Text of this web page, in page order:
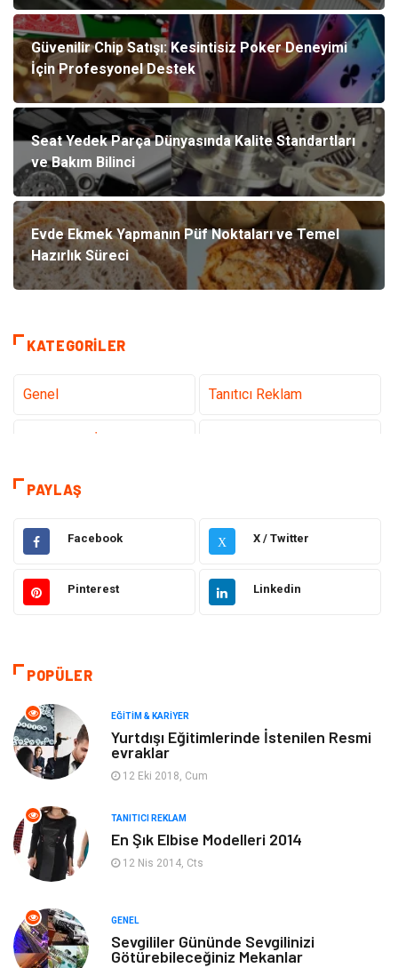
Güvenilir Chip Satışı: Kesintisiz Poker Deneyimi
İçin Profesyonel Destek
Seat Yedek Parça Dünyasında Kalite Standartları
ve Bakım Bilinci
Evde Ekmek Yapmanın Püf Noktaları ve Temel
Hazırlık Süreci
KATEGORILER
Genel Tanıtıcı Reklam
Hizmet
Hukuk Emlak
Otomotiv Sağlıklı Yaşam
Moda
Makine
Elektronik
Giyim
Ev Dekorasyon Organizasyon
Anne & Çocuk Genel Kültür
PAYLAŞ
Facebook X X / Twitter
Pinterest Linkedin
POPÜLER
EĞITIM & KARIYER
Yurtdışı Eğitimlerinde İstenilen Resmi
evraklar
12 Eki 2018, Cum
TANITICI REKLAM
En Şık Elbise Modelleri 2014
12 Nis 2014, Cts
GENEL
Sevgililer Gününde Sevgilinizi
Götürebileceğiniz Mekanlar